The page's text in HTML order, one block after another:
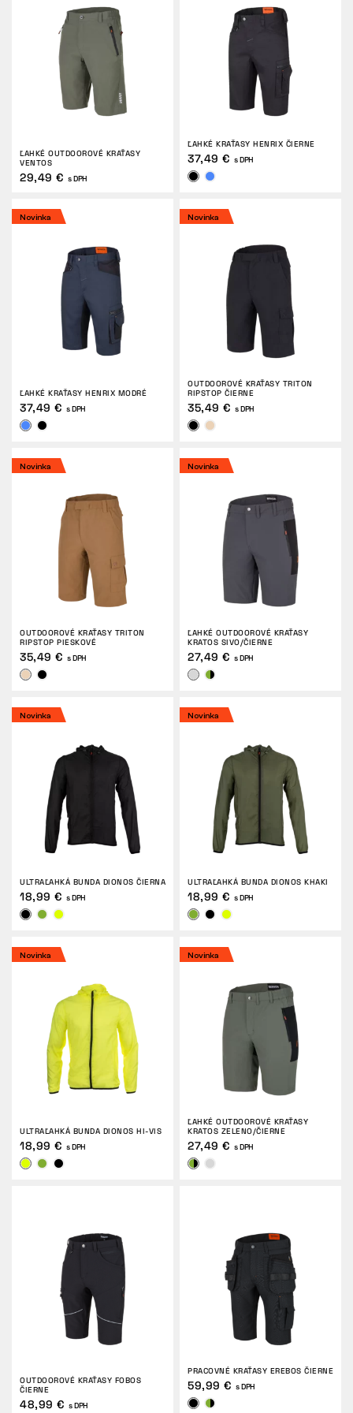
Tactical
Oblečenie
VŠETKO O NÁKUPE
ČLÁNKY
LABORATÓRIUM BENNON
PREDAJŇA S BISTROM
KONTAKT
ĽAHKÉ OUTDOOROVÉ KRAŤASY
VENTOS
29,49 € s DPH
ĽAHKÉ KRAŤASY HENRIX ČIERNE
37,49 € s DPH
Novinka
ĽAHKÉ KRAŤASY HENRIX MODRÉ
37,49 € s DPH
Novinka
OUTDOOROVÉ KRAŤASY TRITON
RIPSTOP ČIERNE
35,49 € s DPH
Novinka
OUTDOOROVÉ KRAŤASY TRITON
RIPSTOP PIESKOVÉ
35,49 € s DPH
Novinka
ĽAHKÉ OUTDOOROVÉ KRAŤASY
KRATOS SIVO/ČIERNE
27,49 € s DPH
Novinka
ULTRAĽAHKÁ BUNDA DIONOS ČIERNA
18,99 € s DPH
Novinka
ULTRAĽAHKÁ BUNDA DIONOS KHAKI
18,99 € s DPH
Novinka
ULTRAĽAHKÁ BUNDA DIONOS HI-VIS
18,99 € s DPH
Novinka
ĽAHKÉ OUTDOOROVÉ KRAŤASY
KRATOS ZELENO/ČIERNE
27,49 € s DPH
OUTDOOROVÉ KRAŤASY FOBOS
ČIERNE
48,99 € s DPH
PRACOVNÉ KRAŤASY EREBOS ČIERNE
59,99 € s DPH